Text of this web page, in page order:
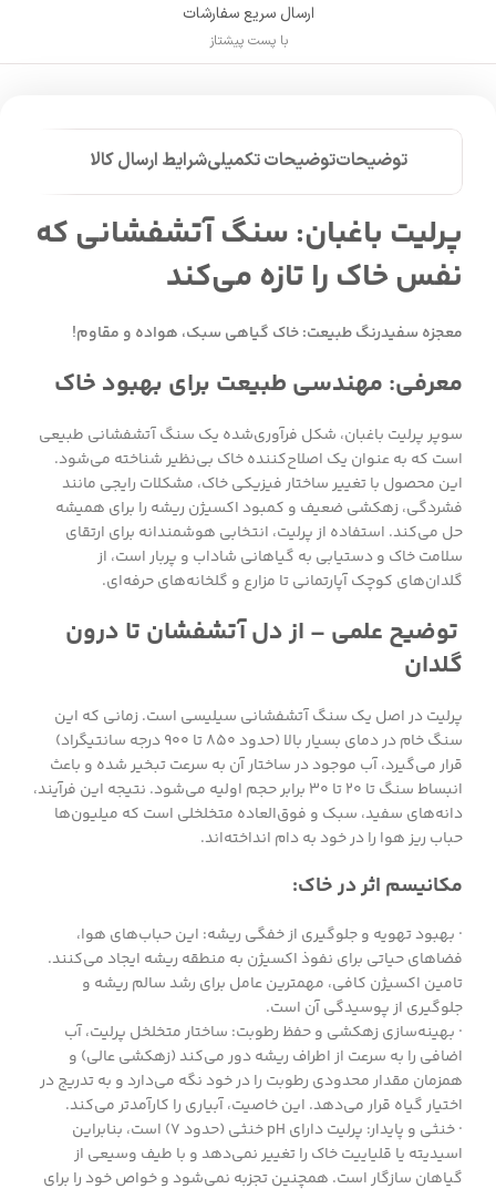
ارسال سریع سفارشات
با پست پیشتاز
توضیحاتتوضیحات تکمیلیشرایط ارسال کالا
پرلیت باغبان: سنگ آتشفشانی که
نفس خاک را تازه می‌کند
معجزه سفیدرنگ طبیعت: خاک گیاهی سبک، هواده و مقاوم!
معرفی: مهندسی طبیعت برای بهبود خاک
سوپر پرلیت باغبان، شکل فرآوری‌شده یک سنگ آتشفشانی طبیعی
است که به عنوان یک اصلاح‌کننده خاک بی‌نظیر شناخته می‌شود.
این محصول با تغییر ساختار فیزیکی خاک، مشکلات رایجی مانند
فشردگی، زهکشی ضعیف و کمبود اکسیژن ریشه را برای همیشه
حل می‌کند. استفاده از پرلیت، انتخابی هوشمندانه برای ارتقای
سلامت خاک و دستیابی به گیاهانی شاداب و پربار است، از
گلدان‌های کوچک آپارتمانی تا مزارع و گلخانه‌های حرفه‌ای.
توضیح علمی – از دل آتشفشان تا درون
گلدان
پرلیت در اصل یک سنگ آتشفشانی سیلیسی است. زمانی که این
سنگ خام در دمای بسیار بالا (حدود ۸۵۰ تا ۹۰۰ درجه سانتیگراد)
قرار می‌گیرد، آب موجود در ساختار آن به سرعت تبخیر شده و باعث
انبساط سنگ تا ۲۰ تا ۳۰ برابر حجم اولیه می‌شود. نتیجه این فرآیند،
دانه‌های سفید، سبک و فوق‌العاده متخلخلی است که میلیون‌ها
حباب ریز هوا را در خود به دام انداخته‌اند.
مکانیسم اثر در خاک:
· بهبود تهویه و جلوگیری از خفگی ریشه: این حباب‌های هوا،
فضاهای حیاتی برای نفوذ اکسیژن به منطقه ریشه ایجاد می‌کنند.
تامین اکسیژن کافی، مهمترین عامل برای رشد سالم ریشه و
جلوگیری از پوسیدگی آن است.
· بهینه‌سازی زهکشی و حفظ رطوبت: ساختار متخلخل پرلیت، آب
اضافی را به سرعت از اطراف ریشه دور می‌کند (زهکشی عالی) و
همزمان مقدار محدودی رطوبت را در خود نگه می‌دارد و به تدریج در
اختیار گیاه قرار می‌دهد. این خاصیت، آبیاری را کارآمدتر می‌کند.
· خنثی و پایدار: پرلیت دارای pH خنثی (حدود ۷) است، بنابراین
اسیدیته یا قلیاییت خاک را تغییر نمی‌دهد و با طیف وسیعی از
گیاهان سازگار است. همچنین تجزبه نمی‌شود و خواص خود را برای